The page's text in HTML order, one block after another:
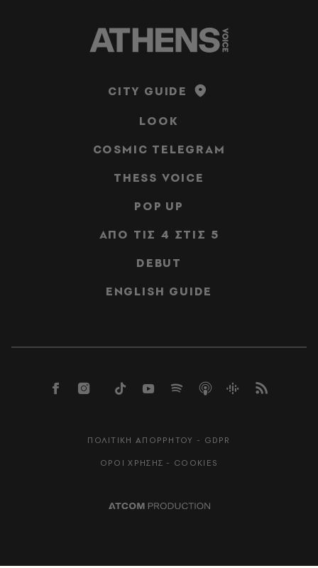
CITY GUIDE
LOOK
COSMIC TELEGRAM
THESS VOICE
POP UP
ΑΠΟ ΤΙΣ 4 ΣΤΙΣ 5
DEBUT
ENGLISH GUIDE
ΠΟΛΙΤΙΚΗ ΑΠΟΡΡΗΤΟΥ - GDPR
ΟΡΟΙ ΧΡΗΣΗΣ - COOKIES